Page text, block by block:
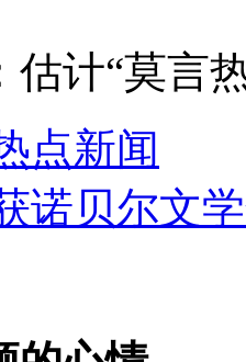
械伤人事件
垂直打击
估计“莫言
点新闻
诺贝尔文